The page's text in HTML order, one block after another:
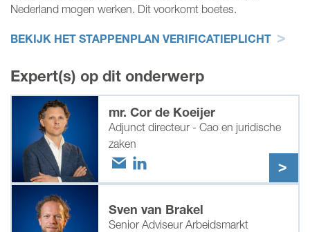
Nederland mogen werken. Dit voorkomt boetes.
BEKIJK HET STAPPENPLAN VERIFICATIEPLICHT
Expert(s) op dit onderwerp
mr. Cor de Koeijer
Adjunct directeur - Cao en juridische
zaken
Sven van Brakel
Senior Adviseur Arbeidsmarkt